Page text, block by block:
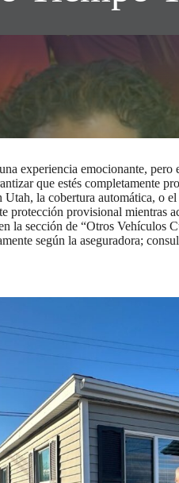
experiencia emocionante, pero
que estés completamente
la cobertura automática, o
protección provisional mientras
la sección de “Otros Vehículos
según la aseguradora;